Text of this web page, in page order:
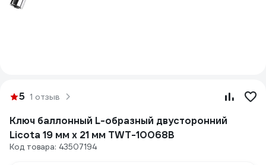
5 1 отзыв
Ключ баллонный L-образный двусторонний
Licota 19 мм х 21 мм TWT-10068B
Код товара: 43507194